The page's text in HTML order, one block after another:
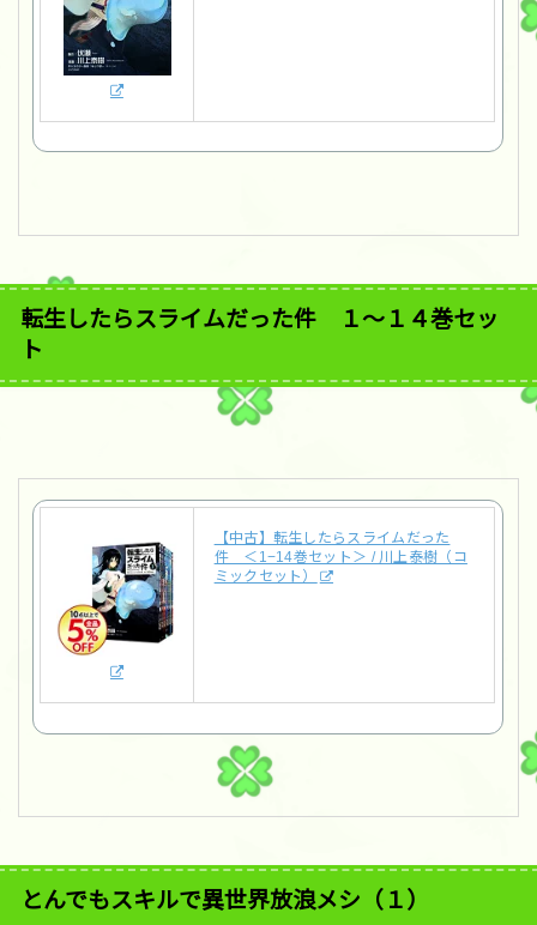
転生したらスライムだった件 １〜１４巻セッ
ト
【中古】転生したらスライムだった
件 ＜1−14巻セット＞ / 川上泰樹（コ
ミックセット）
とんでもスキルで異世界放浪メシ（１）